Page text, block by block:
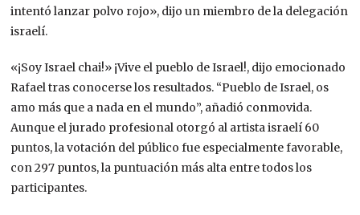
intentó lanzar polvo rojo», dijo un miembro de la delegación
israelí.
«¡Soy Israel chai!» ¡Vive el pueblo de Israel!, dijo emocionado
Rafael tras conocerse los resultados. “Pueblo de Israel, os
amo más que a nada en el mundo”, añadió conmovida.
Aunque el jurado profesional otorgó al artista israelí 60
puntos, la votación del público fue especialmente favorable,
con 297 puntos, la puntuación más alta entre todos los
participantes.